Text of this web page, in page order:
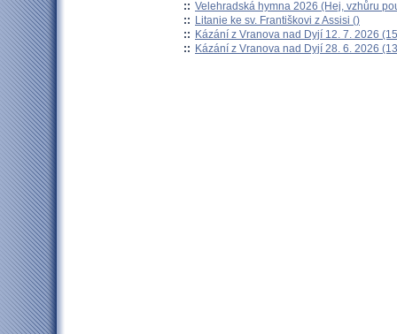
:: Velehradská hymna 2026 (Hej, vzhůru
:: Litanie ke sv. Františkovi z Assisi ()
:: Kázání z Vranova nad Dyjí 12. 7. 2026
:: Kázání z Vranova nad Dyjí 28. 6. 2026